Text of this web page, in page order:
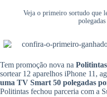
Veja o primeiro sortudo que
Tem promoção nova na Politintas
sortear 12 aparelhos iPhone 11,
uma TV Smart 50 polegadas
Politintas fechou parceria com a